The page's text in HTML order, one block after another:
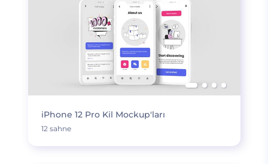
iPhone 12 Pro Kil Mockup'ları
12 sahne